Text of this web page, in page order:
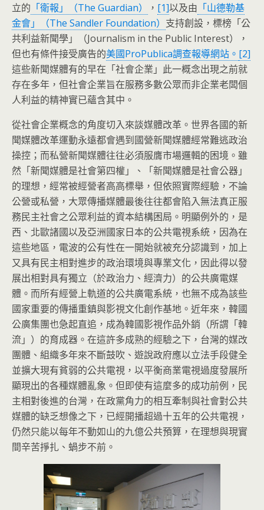
立的 「衛報」（The Guardian） ， [1]以及由 「山德勒基
金會」（The Sandler Foundation） 支持創設，標榜「公
共利益新聞學」（Journalism in the Public Interest），
但也有條件接受廣告的美國ProPublica調查報導網站。 [2]
這些新聞媒體有的早在「社會企業」此一概念出現之前就
存在多年，但社會企業旨在服務多數公眾而非企業老闆個
人利益的精神實已蘊含其中。
從社會企業概念的角度切入來談媒體改革。世界各國的新
聞媒體改革運動永遠都會遇到國營新聞媒體經常難逃政治
操控；而私營新聞媒體往往必須服膺市場邏輯的困境。雖
然「新聞媒體是社會第四權」、「新聞媒體是社會公器」
的理想，經常被經營者高高標舉，但依照實際經驗，不論
公營或私營，大眾傳播媒體最後往往都會陷入無法真正服
務民主社會之公眾利益的資本結構困局。明顯例外的，是
西、北歐諸國以及亞洲國家日本的公共電視系統，因為在
這些地區，電波的公有性在一開始就被充分認識到，加上
又具有民主相對進步的政治環境與專業文化，因此得以發
展出相對具有獨立（於政治力、經濟力）的公共廣電媒
體。而所有經營上軌道的公共廣電系統，也無不成為該些
國家重要的傳播重鎮與影視文化創作基地。近年來，韓國
公廣集團也急起直追，成為韓國影視作品外銷（所謂「韓
流」）的育成器。在這許多成熟的經驗之下，台灣的媒改
團體、組織多年來不斷鼓吹、遊說政府應以立法手段健全
並擴大現有貧弱的公共電視，以平衡商業電視過度發展所
顯現出的各種媒體亂象。但即使有這麼多的成功前例，民
主相對後進的台灣，在政黨角力的相互牽制與社會對公共
媒體的缺乏想像之下，已經開播超過十五年的公共電視，
仍然只能以每年不動如山的九億公共預算，在理想與現實
間辛苦掙扎、蝸步不前。